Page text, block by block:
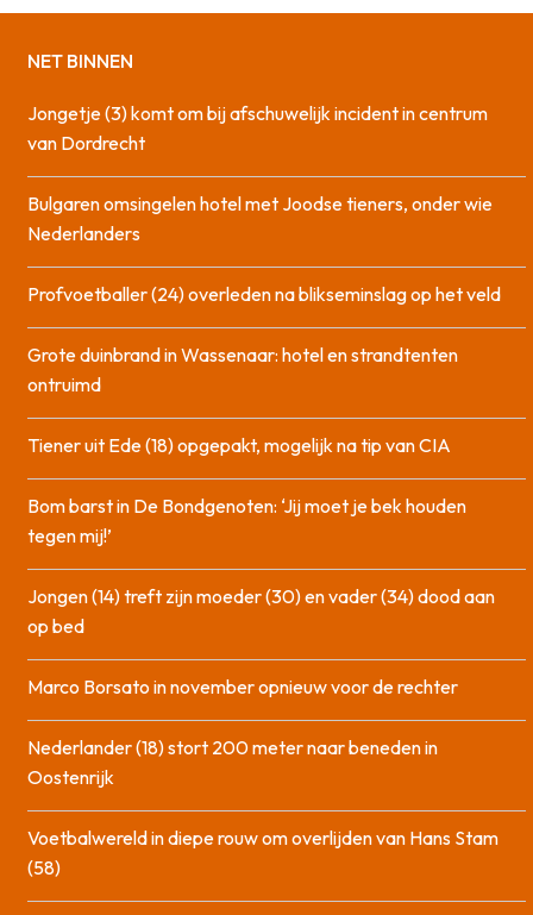
NET BINNEN
Jongetje (3) komt om bij afschuwelijk incident in centrum
van Dordrecht
Bulgaren omsingelen hotel met Joodse tieners, onder wie
Nederlanders
Profvoetballer (24) overleden na blikseminslag op het veld
Grote duinbrand in Wassenaar: hotel en strandtenten
ontruimd
Tiener uit Ede (18) opgepakt, mogelijk na tip van CIA
Bom barst in De Bondgenoten: ‘Jij moet je bek houden
tegen mij!’
Jongen (14) treft zijn moeder (30) en vader (34) dood aan
op bed
Marco Borsato in november opnieuw voor de rechter
Nederlander (18) stort 200 meter naar beneden in
Oostenrijk
Voetbalwereld in diepe rouw om overlijden van Hans Stam
(58)